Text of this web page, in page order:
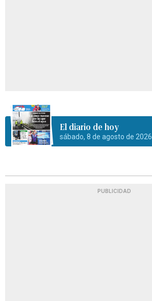
El diario de hoy
sábado, 8 de agosto de 2026
PUBLICIDAD